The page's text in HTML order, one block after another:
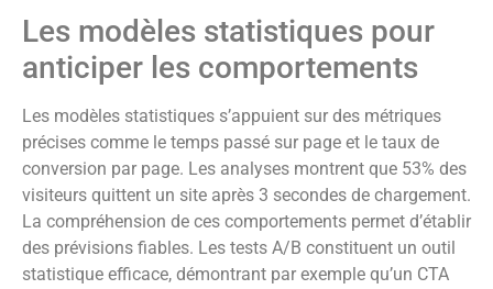
Les modèles statistiques pour
anticiper les comportements
Les modèles statistiques s’appuient sur des métriques
précises comme le temps passé sur page et le taux de
conversion par page. Les analyses montrent que 53% des
visiteurs quittent un site après 3 secondes de chargement.
La compréhension de ces comportements permet d’établir
des prévisions fiables. Les tests A/B constituent un outil
statistique efficace, démontrant par exemple qu’un CTA